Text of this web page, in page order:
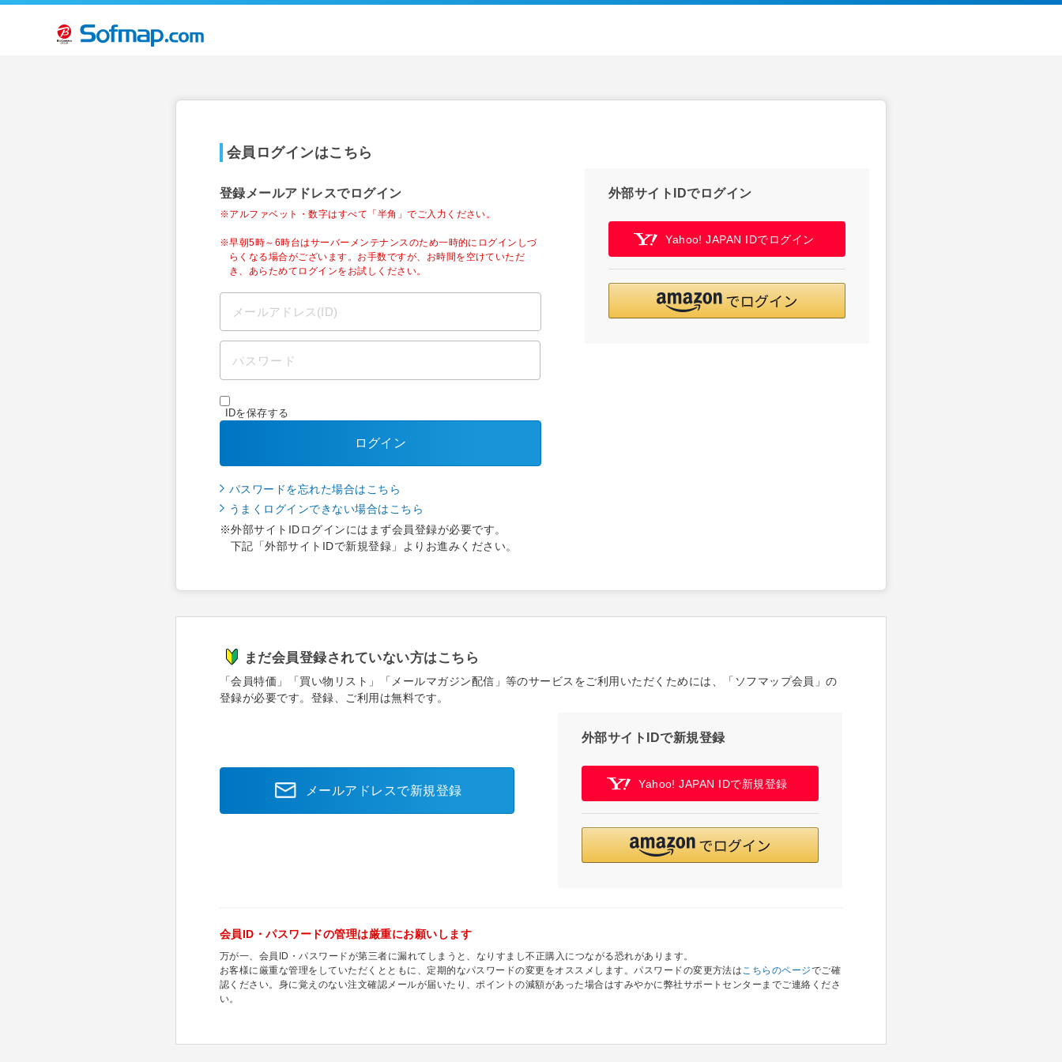
会員ログインはこちら
登録メールアドレスでログイン
※アルファベット・数字はすべて「半角」でご入力ください。
※早朝5時～6時台はサーバーメンテナンスのため一時的にログインしづ
らくなる場合がございます。お手数ですが、お時間を空けていただ
き、あらためてログインをお試しください。
IDを保存する
ログイン
パスワードを忘れた場合はこちら
うまくログインできない場合はこちら
※外部サイトIDログインにはまず会員登録が必要です。
下記「外部サイトIDで新規登録」よりお進みください。
外部サイトIDでログイン
Yahoo! JAPAN IDでログイン
まだ会員登録されていない方はこちら
「会員特価」「買い物リスト」「メールマガジン配信」等のサービスをご利用いただくためには、「ソフマップ会員」の
登録が必要です。登録、ご利用は無料です。
メールアドレスで新規登録
外部サイトIDで新規登録
Yahoo! JAPAN IDで新規登録
会員ID・パスワードの管理は厳重にお願いします
万が一、会員ID・パスワードが第三者に漏れてしまうと、なりすまし不正購入につながる恐れがあります。
お客様に厳重な管理をしていただくとともに、定期的なパスワードの変更をオススメします。パスワードの変更方法はこちらのページでご確
認ください。身に覚えのない注文確認メールが届いたり、ポイントの減額があった場合はすみやかに弊社サポートセンターまでご連絡くださ
い。